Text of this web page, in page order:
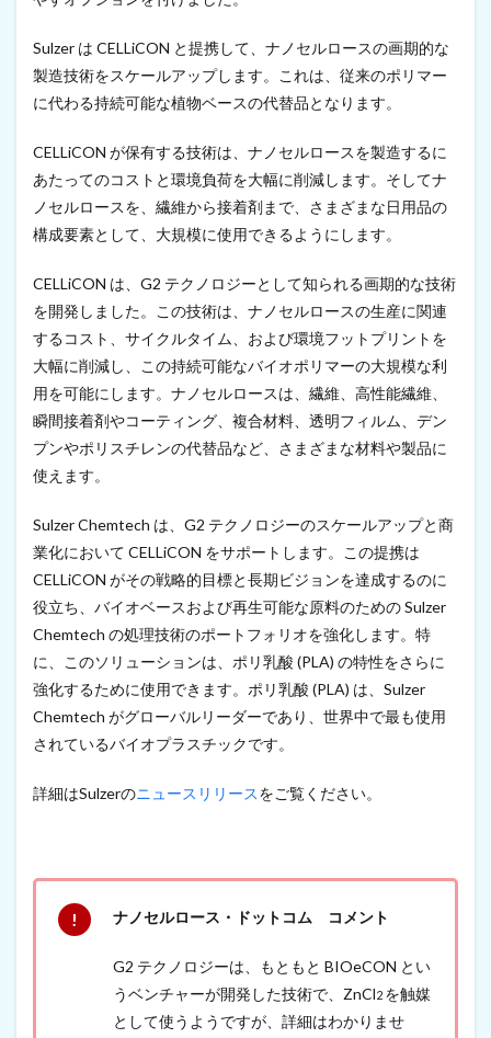
f
i
o
n
1
3
万
ユ
調
達
（
2
0
2
2
年
9
月
1
）
Sulzer は CELLiCON と提携して、ナノセルロースの画期的な
製造技術をスケールアップします。これは、従来のポリマー
に代わる持続可能な植物ベースの代替品となります。
CELLiCON が保有する技術は、ナノセルロースを製造するに
あたってのコストと環境負荷を大幅に削減します。そしてナ
ノセルロースを、繊維から接着剤まで、さまざまな日用品の
構成要素として、大規模に使用できるようにします。
CELLiCON は、G2 テクノロジーとして知られる画期的な技術
を開発しました。この技術は、ナノセルロースの生産に関連
するコスト、サイクルタイム、および環境フットプリントを
大幅に削減し、この持続可能なバイオポリマーの大規模な利
用を可能にします。ナノセルロースは、繊維、高性能繊維、
瞬間接着剤やコーティング、複合材料、透明フィルム、デン
プンやポリスチレンの代替品など、さまざまな材料や製品に
使えます。
Sulzer Chemtech は、G2 テクノロジーのスケールアップと商
業化において CELLiCON をサポートします。この提携は
CELLiCON がその戦略的目標と長期ビジョンを達成するのに
役立ち、バイオベースおよび再生可能な原料のための Sulzer
Chemtech の処理技術のポートフォリオを強化します。特
に、このソリューションは、ポリ乳酸 (PLA) の特性をさらに
強化するために使用できます。ポリ乳酸 (PLA) は、Sulzer
Chemtech がグローバルリーダーであり、世界中で最も使用
されているバイオプラスチックです。
詳細はSulzerのニュースリリースをご覧ください。
ナノセルロース・ドットコム コメント
G2 テクノロジーは、もともと BIOeCON とい
うベンチャーが開発した技術で、ZnCl2 を触媒
として使うようですが、詳細はわかりませ